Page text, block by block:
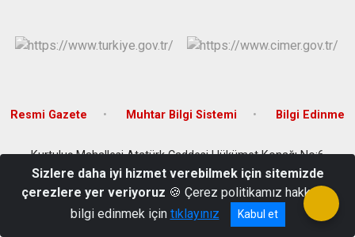
Resmi Gazete Muhtar Bilgi Sistemi Bilgi Edinme
Kurtuluş Mahallesi Atatürk Caddesi Hükümet Konağı No:6
Reşadiye / TOKAT
0(356) 461 30 07
Sizlere daha iyi hizmet verebilmek için sitemizde
çerezlere yer veriyoruz 🍪 Çerez politikamız hakkında
bilgi edinmek için tıklayınız Kabul et